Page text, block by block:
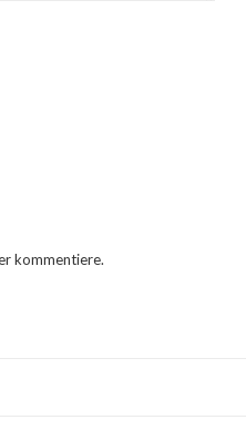
kommentiere.